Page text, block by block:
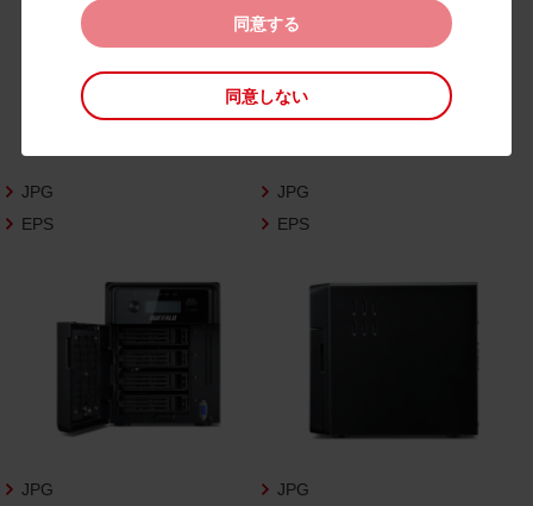
また、当社は、下記のCAD図データ利用規約
（以下「CAD図データ利用規約」といいます）
に同意いただいたお客様に限定して、本CA
D図ダウンロードページで公開している当
いいます）の利用を許諾いたします。
お客様が「同意する」ボタンをクリックされ
た場合、商品写真データ利用規約及びCAD
みなされます。
なお、商品写真データ利用規約及びCAD図
データ利用規約の記載事項は予告なく変更
されることがあります。各データをダウン
ロードする際には最新の規約をご確認くだ
さいますようお願い申し上げます。
商品写真データ利用規約
同意する
同意しない
JPG
EPS
JPG
EPS
JPG
JPG